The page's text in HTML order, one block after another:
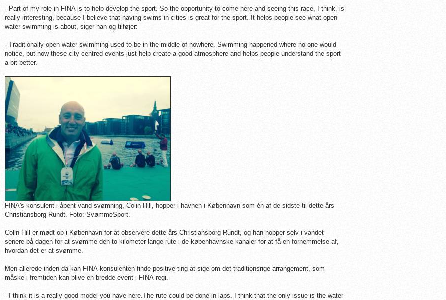
- Part of my role in FINA is to help develop the sport. So the opportunity to come here and seeing this race, I think, is
really interesting, because I believe that having swims in cities is great for the sport. It helps people see what open
water swimming is about, siger han og tilføjer:
- Traditionally open water swimming used to be in the middle of nowhere. Swimming happened where no one would
notice, but now these city centred events just help create a good atmosphere and helps people understand the sport
a bit better.
FINA's konsulent i åbent vand-svømning, Colin Hill, hopper i havnen i København som én af de sidste til dette års
Christiansborg Rundt. Foto: SvømmeSport.
Colin Hill er mødt op i København for at observere dette års Christiansborg Rundt, og han hopper selv i vandet
senere på dagen for at svømme den to kilometer lange rute i de københavnske kanaler for at få en fornemmelse af,
hvordan det er at svømme.
Men allerede inden da kan FINA-konsulenten finde positive ting at sige om det traditionsrige arrangement, som
måske i fremtiden kan blive en bredde-event i FINA-regi.
- I think it is a really good model you have here.The rute could be done in laps. I think that the only issue is the water